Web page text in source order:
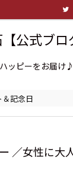
公式ブロ
ッピーをお届け♪
記念日
／女性に